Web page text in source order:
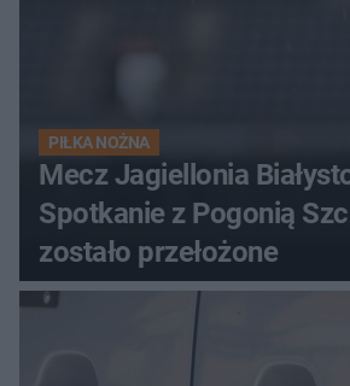
PIŁKA NOŻNA
Mecz Jagiellonia
Spotkanie z Pogonią
zostało przełożone